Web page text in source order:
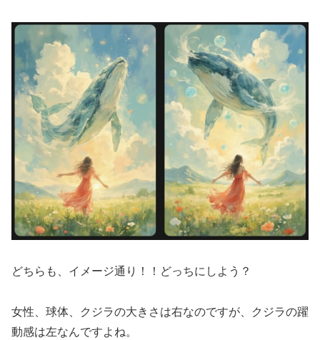
どちらも、イメージ通り！！どっちにしよう？
女性、球体、クジラの大きさは右なのですが、クジラの躍
動感は左なんですよね。